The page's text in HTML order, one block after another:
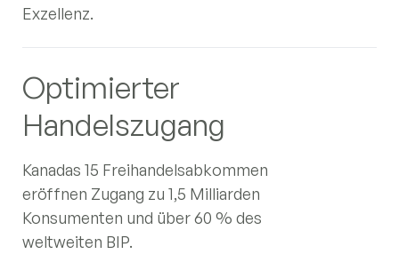
Exzellenz.
Optimierter
Handelszugang
Kanadas 15 Freihandelsabkommen
eröffnen Zugang zu 1,5 Milliarden
Konsumenten und über 60 % des
weltweiten BIP.